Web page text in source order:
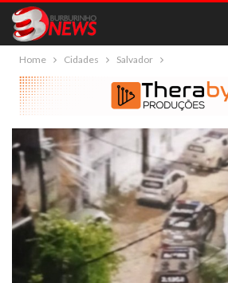
Home Cidades Salvador